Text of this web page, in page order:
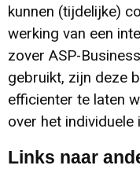
Kledingtassen
Katoenen
kunnen (tijdelijke)
werking van een
zover ASP-
gebruikt, zijn deze
efficienter te laten
over het
Links naar